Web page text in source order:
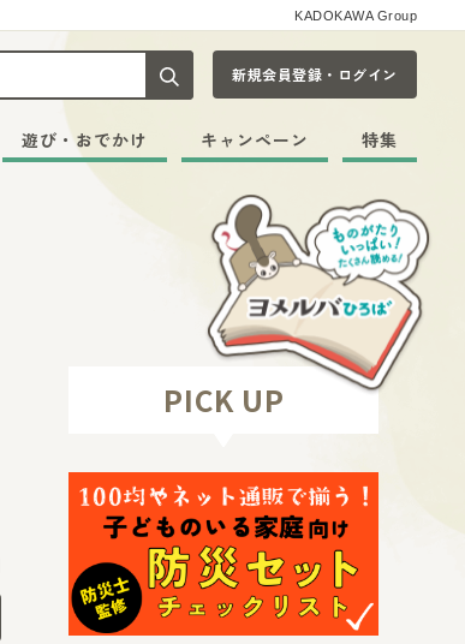
KADOKAWA Group
記事や本をキーワードから探す
新規会員登録・ログイン
遊び・おでかけ キャンペーン 特集
PICK UP